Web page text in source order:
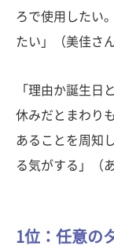
ろで使用したい
たい」（美佳さ
「理由か誕生日
休みだとまわり
あることを周知
る気がする」（
1位：任意の